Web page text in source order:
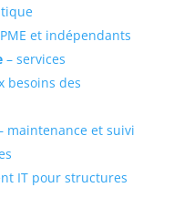
et indépendants
– services
besoins des
maintenance et suivi
IT pour structures